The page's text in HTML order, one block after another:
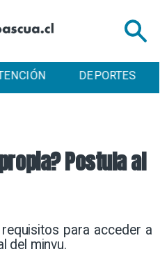
CULTURA
Postula al
para acceder a
del minvu.